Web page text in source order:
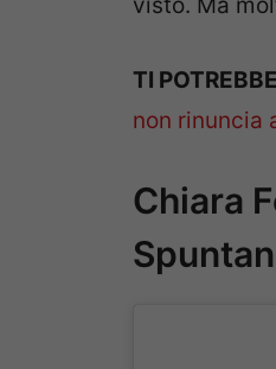
visto. Ma
TI
non rinuncia
Chiara